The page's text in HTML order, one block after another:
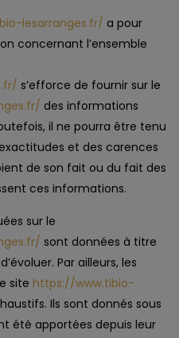
lesarranges.fr/ a pour
concernant l’ensemble
s’efforce de fournir sur le
des informations
il ne pourra être tenu
et des carences
de son fait ou du fait des
ces informations.
sur le
sont données à titre
Par ailleurs, les
site https://www.tibio-
Ils sont donnés sous
été apportées depuis leur